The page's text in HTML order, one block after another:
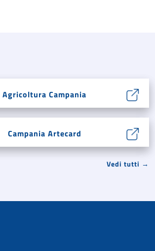
Agricoltura Campania
Campania Artecard
Vedi tutti →